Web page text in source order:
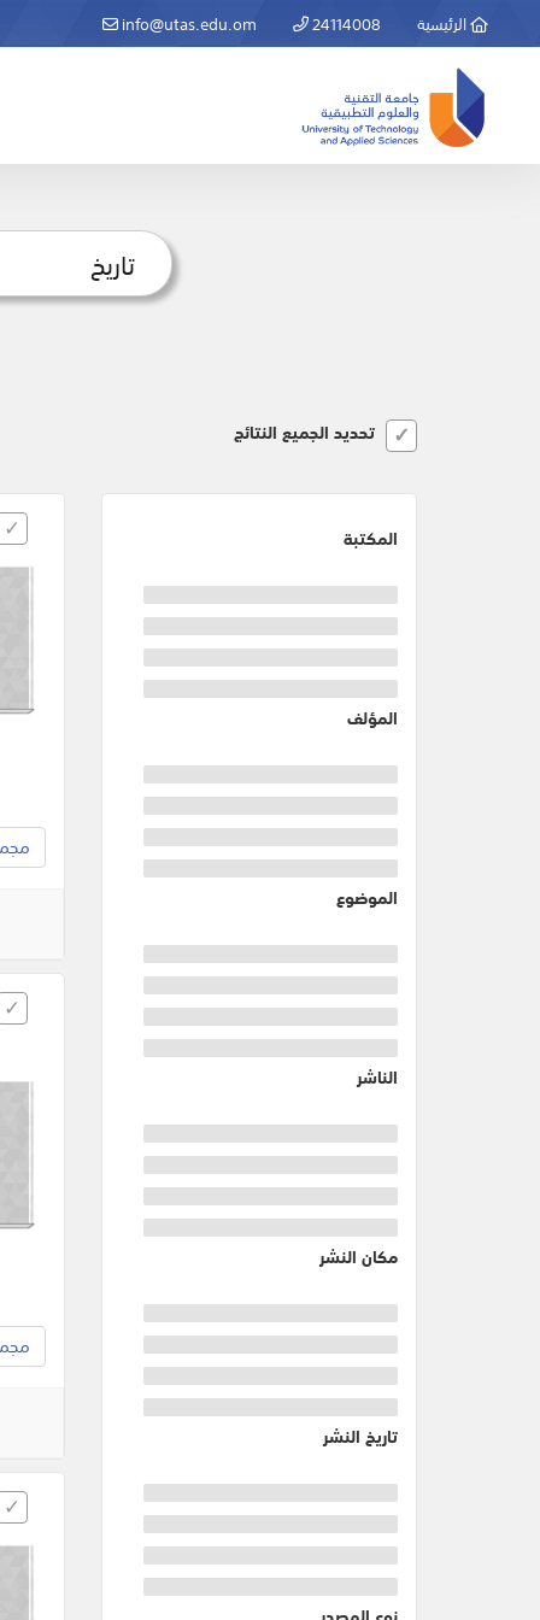
الرئيسية 24114008
info@utas.edu.om
تحديد الجميع النتائج
المكتبة
المؤلف
الموضوع
الناشر
مكان النشر
تاريخ النشر